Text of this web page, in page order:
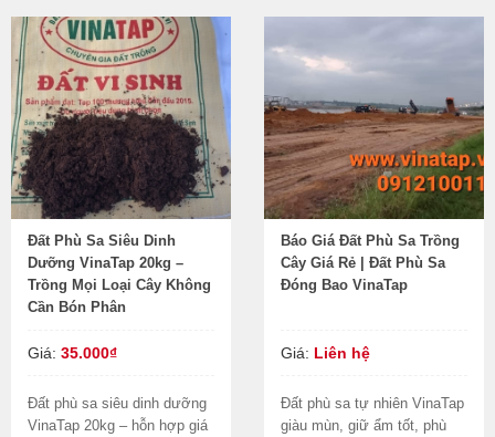
Đất Phù Sa Siêu Dinh
Dưỡng VinaTap 20kg –
Trồng Mọi Loại Cây Không
Cần Bón Phân
Giá: 35.000₫
Đất phù sa siêu dinh dưỡng
VinaTap 20kg – hỗn hợp giá
Báo Giá Đất Phù Sa Trồng
Cây Giá Rẻ | Đất Phù Sa
Đóng Bao VinaTap
Giá: Liên hệ
Đất phù sa tự nhiên VinaTap
giàu mùn, giữ ẩm tốt, phù